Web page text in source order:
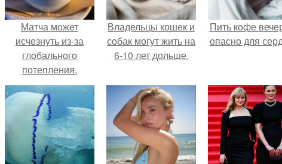
Матча может
исчезнуть из-за
глобального
потепления.
Владельцы кошек и
собак могут жить на
6-10 лет дольше.
Пить кофе
опасно для